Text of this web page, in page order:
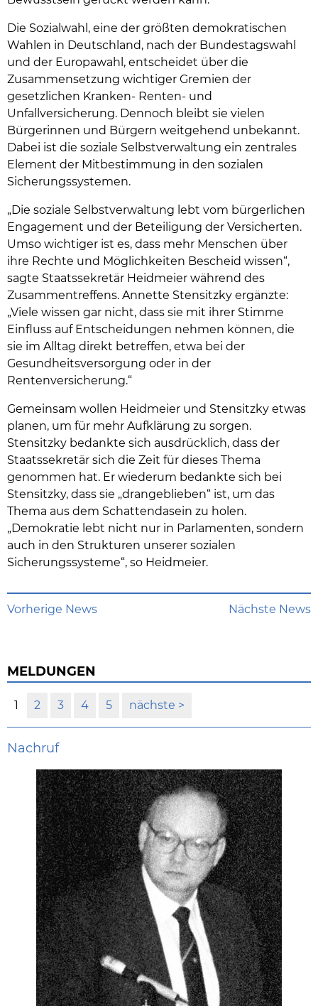
Die Sozialwahl, eine der größten demokratischen
Wahlen in Deutschland, nach der Bundestagswahl
und der Europawahl, entscheidet über die
Zusammensetzung wichtiger Gremien der
gesetzlichen Kranken- Renten- und
Unfallversicherung. Dennoch bleibt sie vielen
Bürgerinnen und Bürgern weitgehend unbekannt.
Dabei ist die soziale Selbstverwaltung ein zentrales
Element der Mitbestimmung in den sozialen
Sicherungssystemen.
„Die soziale Selbstverwaltung lebt vom bürgerlichen
Engagement und der Beteiligung der Versicherten.
Umso wichtiger ist es, dass mehr Menschen über
ihre Rechte und Möglichkeiten Bescheid wissen“,
sagte Staatssekretär Heidmeier während des
Zusammentreffens. Annette Stensitzky ergänzte:
„Viele wissen gar nicht, dass sie mit ihrer Stimme
Einfluss auf Entscheidungen nehmen können, die
sie im Alltag direkt betreffen, etwa bei der
Gesundheitsversorgung oder in der
Rentenversicherung.“
Gemeinsam wollen Heidmeier und Stensitzky etwas
planen, um für mehr Aufklärung zu sorgen.
Stensitzky bedankte sich ausdrücklich, dass der
Staatssekretär sich die Zeit für dieses Thema
genommen hat. Er wiederum bedankte sich bei
Stensitzky, dass sie „drangeblieben“ ist, um das
Thema aus dem Schattendasein zu holen.
„Demokratie lebt nicht nur in Parlamenten, sondern
auch in den Strukturen unserer sozialen
Sicherungssysteme“, so Heidmeier.
Vorherige News Nächste News
MELDUNGEN
1 2 3 4 5 nächste
Nachruf